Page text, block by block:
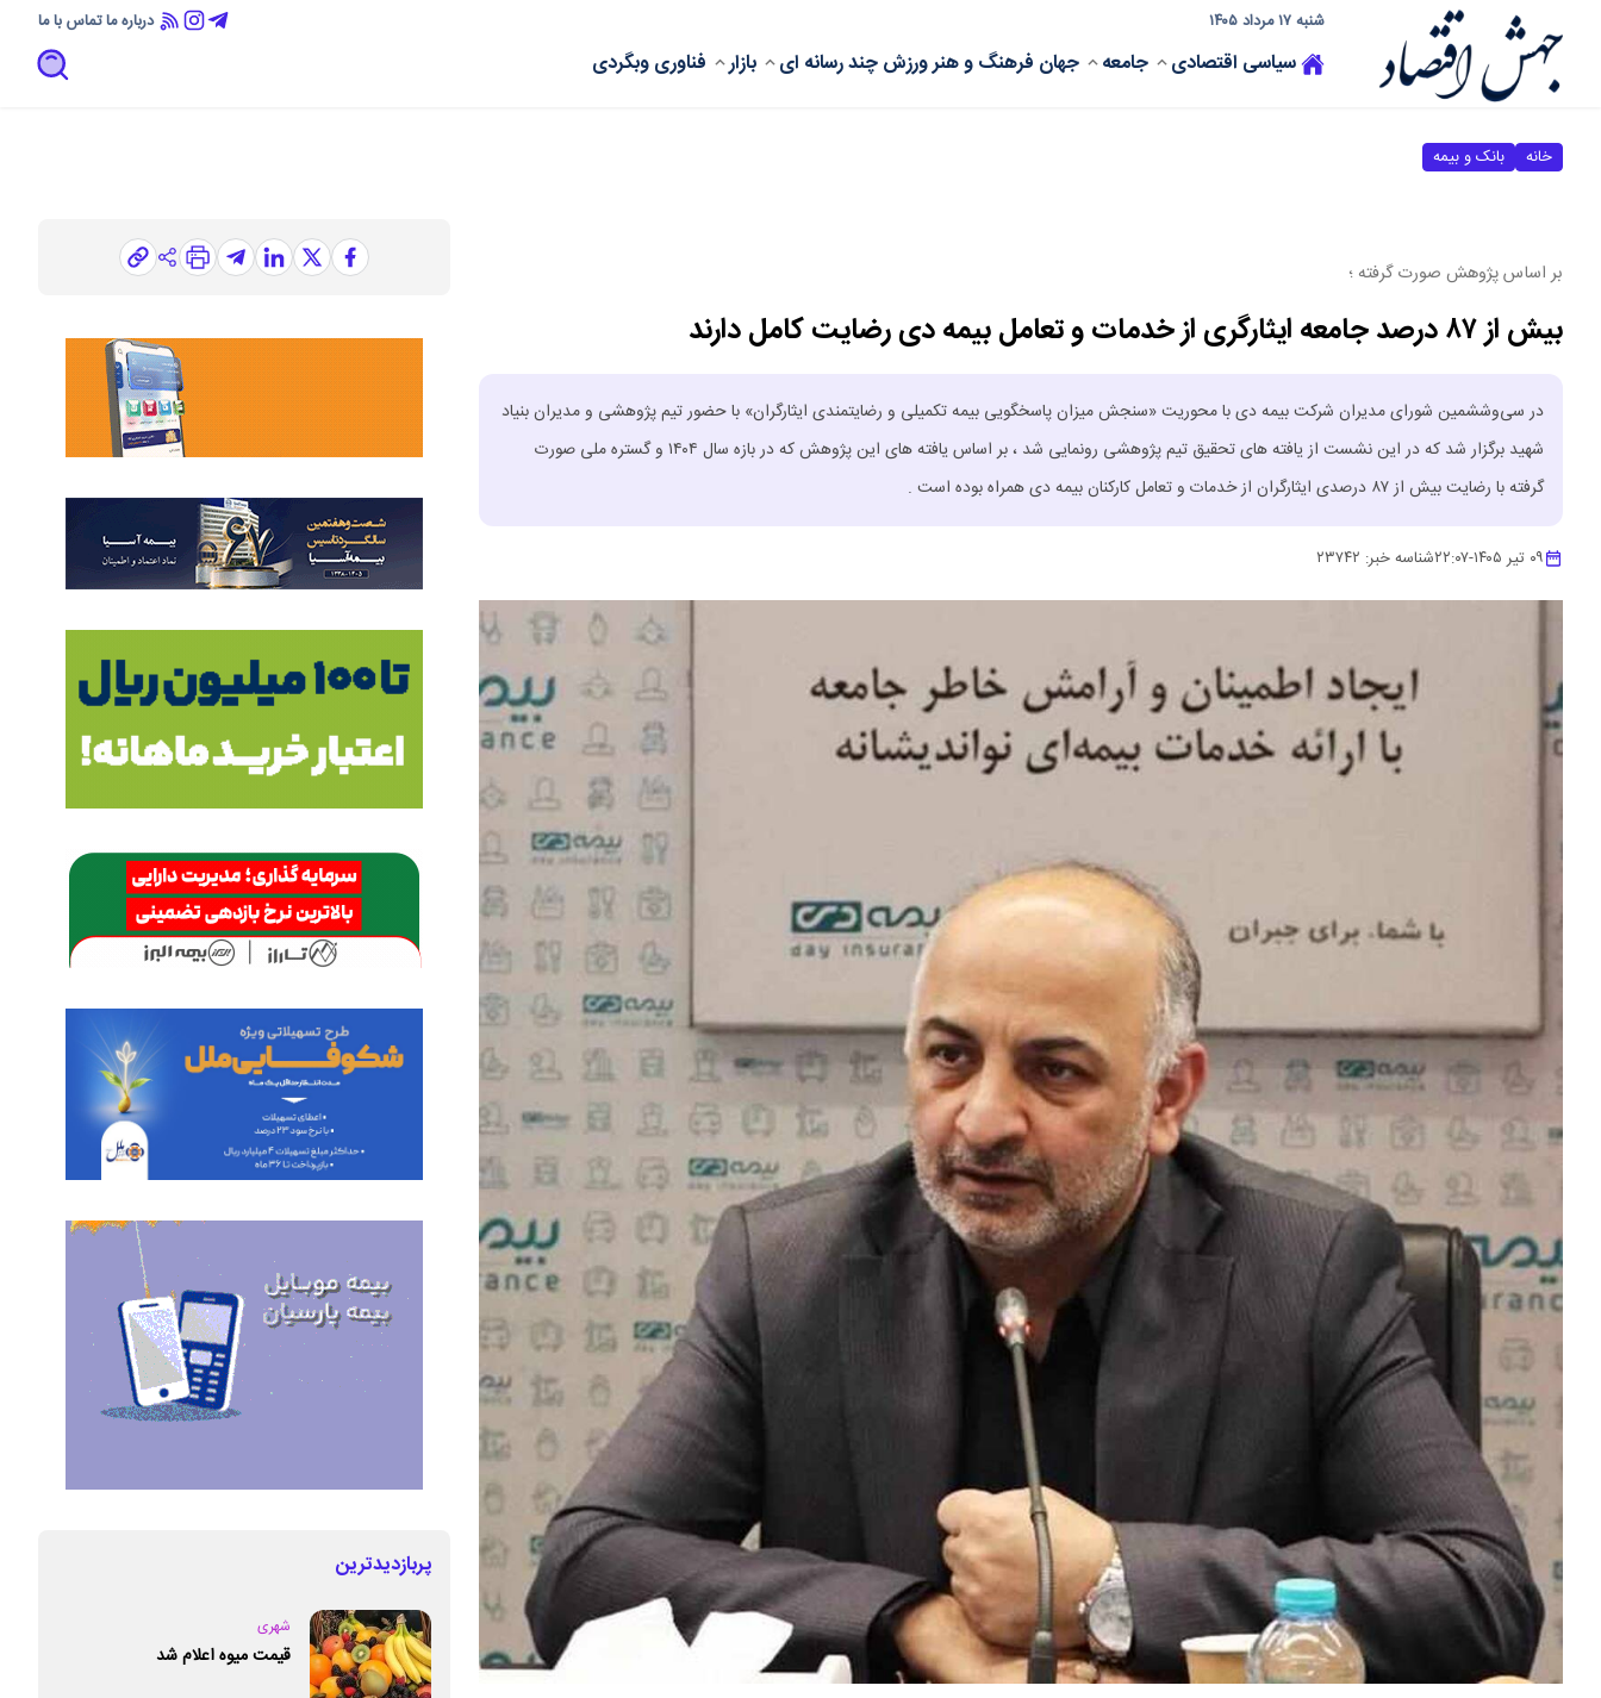
شنبه ۱۷ مرداد ۱۴۰۵ درباره ماتماس با ما
سیاسی اقتصادی جامعه جهان فرهنگ و هنرورزشچند رسانه ای بازار فناوریوبگردی
خانه بانک و بیمه
بر اساس پژوهش صورت گرفته ؛
بیش از ۸۷ درصد جامعه ایثارگری از خدمات و تعامل بیمه دی رضایت کامل دارند
در سی‌وششمین شورای مدیران شرکت بیمه دی با محوریت «سنجش میزان پاسخگویی بیمه تکمیلی و رضایتمندی ایثارگران» با حضور تیم پژوهشی و مدیران بنیاد
شهید برگزار شد که در این نشست از یافته های تحقیق تیم پژوهشی رونمایی شد ، بر اساس یافته های این پژوهش که در بازه سال ۱۴۰۴ و گستره ملی صورت
گرفته با رضایت بیش از ۸۷ درصدی ایثارگران از خدمات و تعامل کارکنان بیمه دی همراه بوده است .
۰۹ تیر ۱۴۰۵ -۲۲:۰۷شناسه خبر: ۲۳۷۴۲
پربازدیدترین
شهری
قیمت میوه اعلام شد